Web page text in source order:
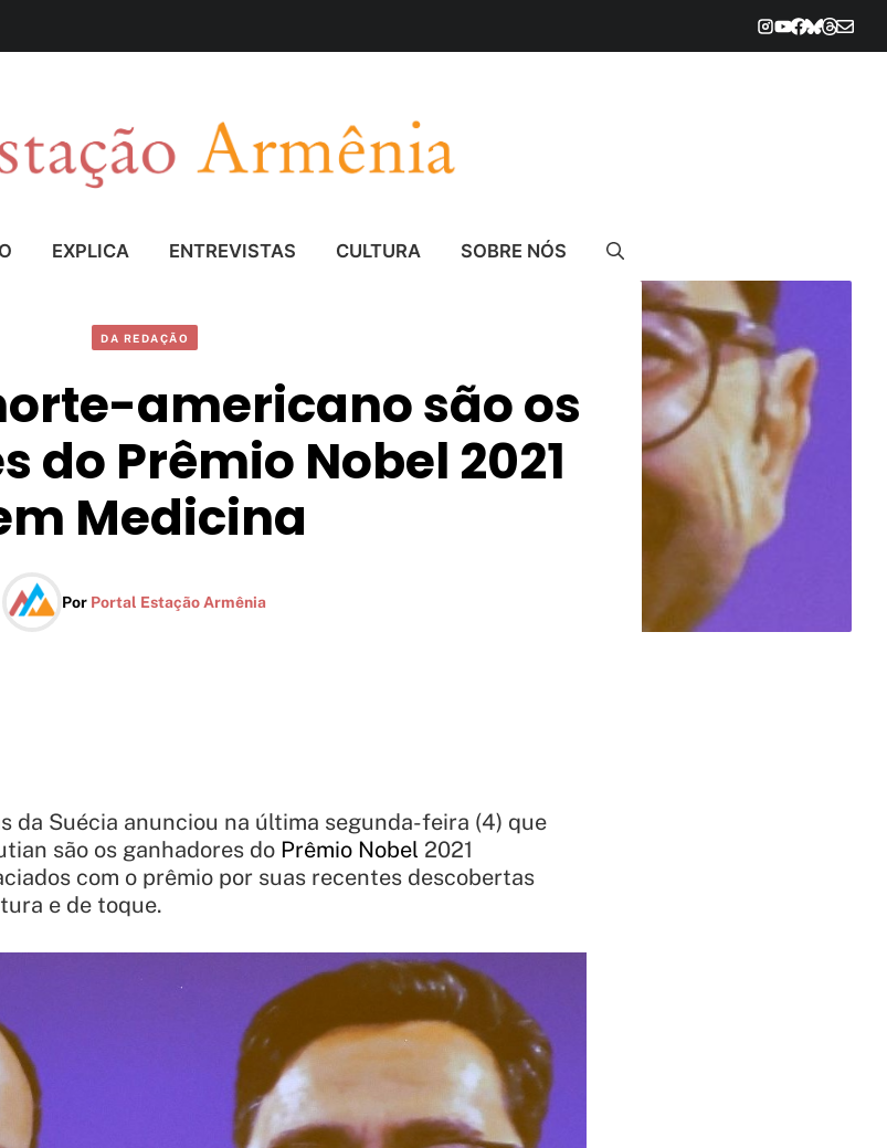
EXPLICA ENTREVISTAS CULTURA SOBRE NÓS
DA REDAÇÃO
americano são os
do Prêmio Nobel 2021
Medicina
Por Portal Estação Armênia
da Suécia anunciou na última segunda-feira (4) que
são os ganhadores do Prêmio Nobel 2021
com o prêmio por suas recentes descobertas
e de toque.